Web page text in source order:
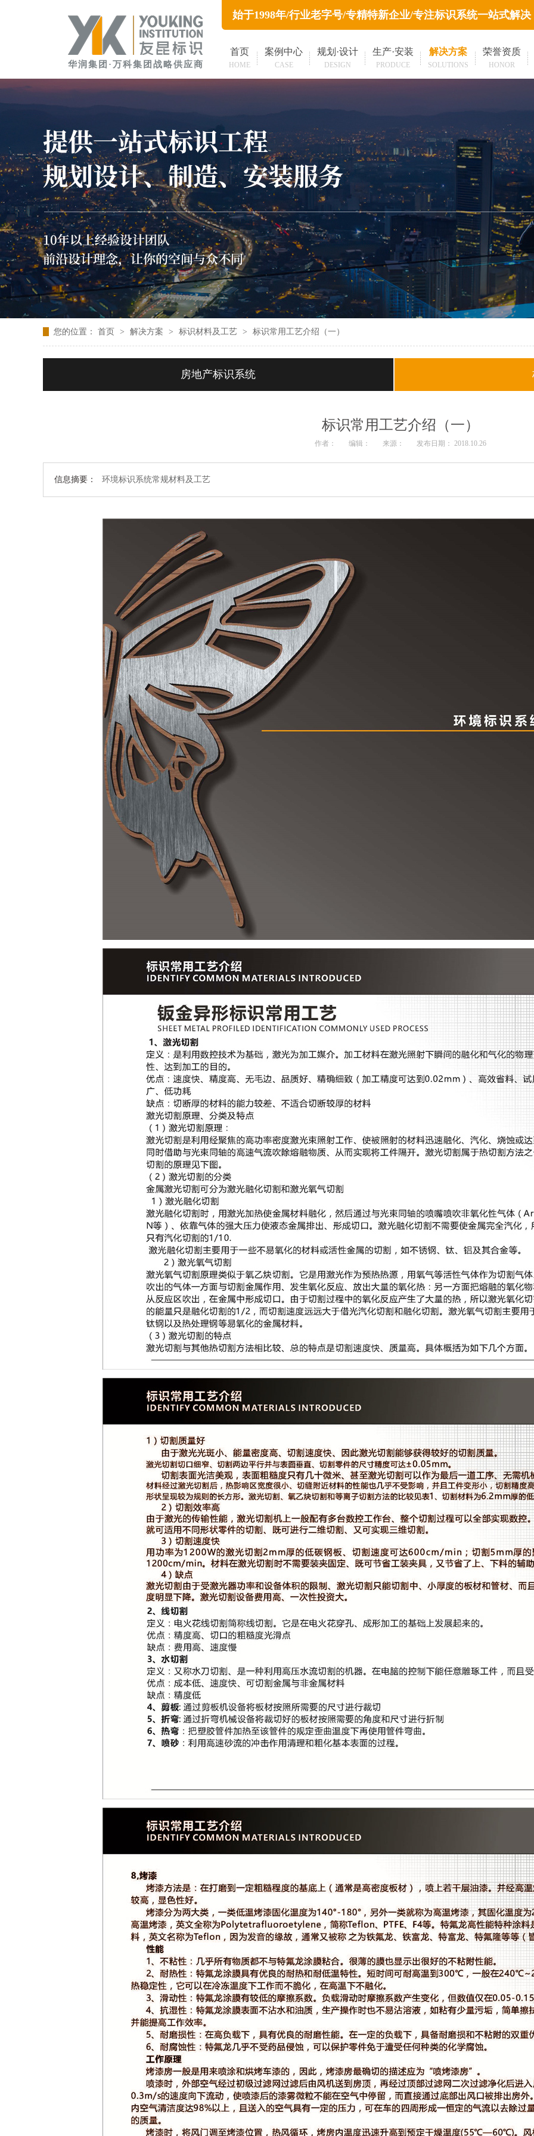
华润集团·万科集团战略供应商
始于1998年/行业老字号/专精特新企业/专注标识系统一站式解决
首页
HOME
案例中心
CASE
规划·设计
DESIGN
生产·安装
PRODUCE
解决方案
SOLUTIONS
荣誉资质
HONOR
您的位置： 首页 > 解决方案 > 标识材料及工艺 > 标识常用工艺介绍（一）
房地产标识系统
标识常用工艺介绍（一）
作者： 编辑： 来源： 发布日期： 2018.10.26
信息摘要： 环境标识系统常规材料及工艺